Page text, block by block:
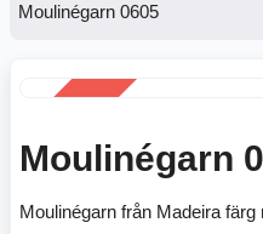
Moulinégarn 0605
Moulinégarn
Moulinégarn från Madeira